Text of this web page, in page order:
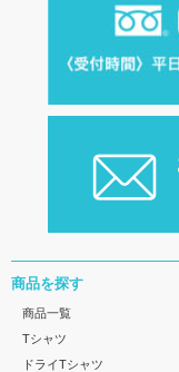
商品を探す
商品一覧
Tシャツ
ドライTシャツ